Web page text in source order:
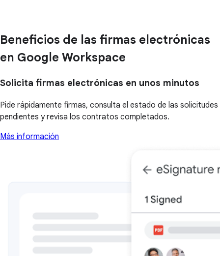
Beneficios de las firmas electrónicas
en Google Workspace
Solicita firmas electrónicas en unos minutos
Pide rápidamente firmas, consulta el estado de las solicitudes
pendientes y revisa los contratos completados.
Más información